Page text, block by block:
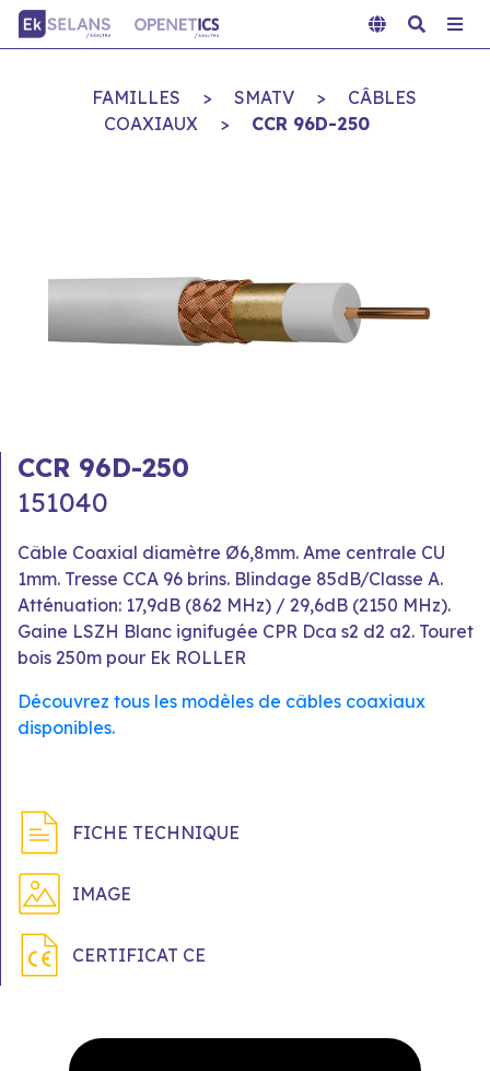
FAMILLES > SMATV >
CÂBLES
COAXIAUX
> CCR 96D-250
CCR 96D-250
151040
Câble Coaxial diamètre Ø6,8mm. Ame centrale CU
1mm. Tresse CCA 96 brins. Blindage 85dB/Classe A.
Atténuation: 17,9dB (862 MHz) / 29,6dB (2150 MHz).
Gaine LSZH Blanc ignifugée CPR Dca s2 d2 a2. Touret
bois 250m pour Ek ROLLER
Découvrez tous les modèles de câbles coaxiaux
disponibles.
FICHE TECHNIQUE
IMAGE
CERTIFICAT CE